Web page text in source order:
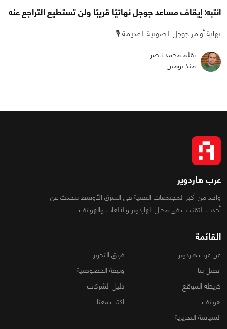
انتبه: إيقاف مساعد جوجل نهائيًا قريبًا ولن تستطيع التراجع عنه
نهاية أوامر جوجل الصوتية القديمة 🎙️
بقلم محمد ناصر
منذ يومين
عرب هاردوير
واحد من أكبر المجتمعات التقنية فى الشرق الأوسط تتحدث عن
أحدث التقنيات فى مجال الهاردوير والألعاب والهواتف
القائمة
عن عرب هاردوير
فريق التحرير
اتصل بنا
وثيقة الخصوصية
خريطة الموقع
دليل الشركات
هواتف
اكتب معنا
السياسة التحريرية